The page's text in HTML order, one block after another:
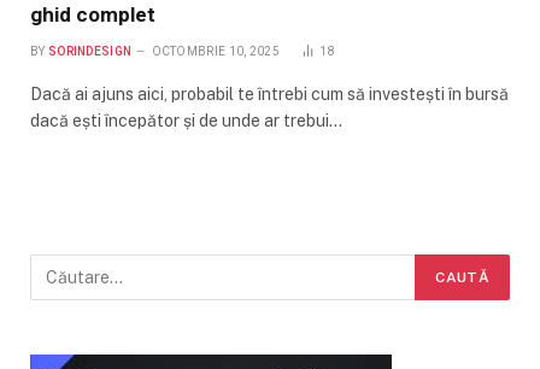
ghid complet
BY SORINDESIGN OCTOMBRIE 10, 2025 18
Dacă ai ajuns aici, probabil te întrebi cum să investești în bursă
dacă ești începător și de unde ar trebui…